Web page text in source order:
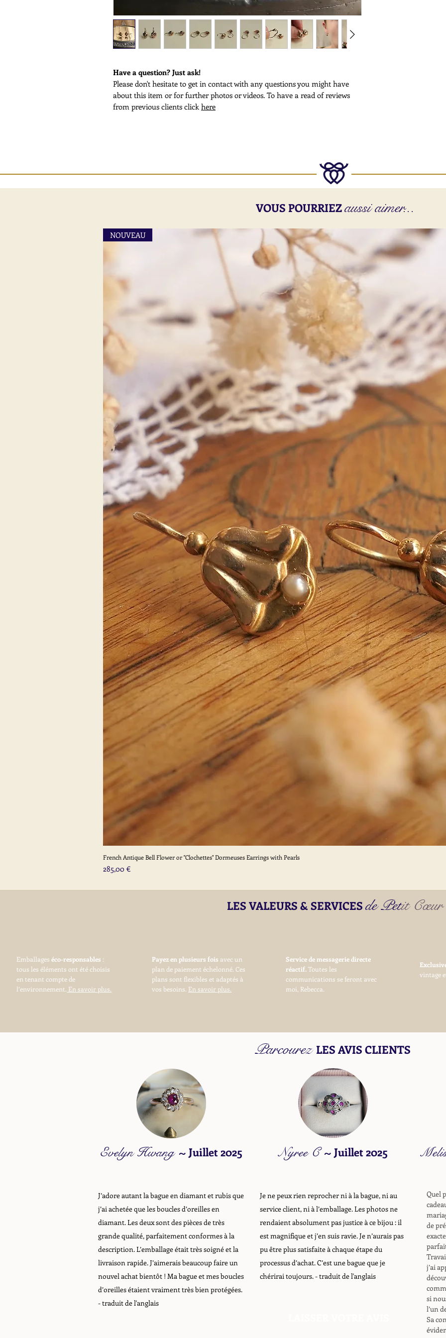
Have a question? Just ask!
Please don't hesitate to get in contact with any questions you might have
about this item or for further photos or videos. To have a read of reviews
from previous clients click here
VOUS POURRIEZaussi aimer...
NOUVEAU
French Antique Bell Flower or "Clochettes" Dormeuses Earrings with Pearls
Prix
285,00 €
Emballages éco-responsables :
tous les éléments ont été choisis
en tenant compte de
l’environnement. En savoir plus.
Payez en plusieurs foisavec un
plan de paiement échelonné. Ces
plans sont flexibles et adaptés à
vos besoins. En savoir plus.
LES VALEURS & SERVICESde Petit Cœur
Service de messagerie directe
réactif.Toutes les
communications se feront avec
moi, Rebecca.
vintage
Parcourez LES AVIS CLIENTS
Evelyn Hwang ~Juillet 2025
J’adore autant la bague en diamant et rubis que
j’ai achetée que les boucles d’oreilles en
diamant. Les deux sont des pièces de très
grande qualité, parfaitement conformes à la
description. L’emballage était très soigné et la
livraison rapide. J’aimerais beaucoup faire un
nouvel achat bientôt ! Ma bague et mes boucles
d’oreilles étaient vraiment très bien protégées.
- traduit de l'anglais
Nyree C ~Juillet 2025
Je ne peux rien reprocher ni à la bague, ni au
service client, ni à l’emballage. Les photos ne
rendaient absolument pas justice à ce bijou : il
est magnifique et j’en suis ravie. Je n’aurais pas
pu être plus satisfaite à chaque étape du
processus d’achat. C’est une bague que je
chérirai toujours.- traduit de l'anglais
Quel
de
j’ai
si
l’un
Sa